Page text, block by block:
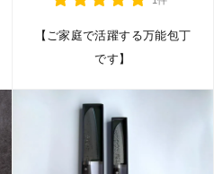
【ご家庭で活躍する万能包丁
です】